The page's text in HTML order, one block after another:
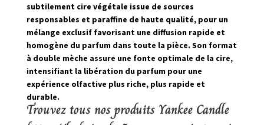
subtilement cire végétale issue de sources
responsables et paraffine de haute qualité, pour un
mélange exclusif favorisant une diffusion rapide et
homogène du parfum dans toute la pièce. Son format
à double mèche assure une fonte optimale de la cire,
intensifiant la libération du parfum pour une
expérience olfactive plus riche, plus rapide et
durable.
Trouvez tous nos produits Yankee Candle